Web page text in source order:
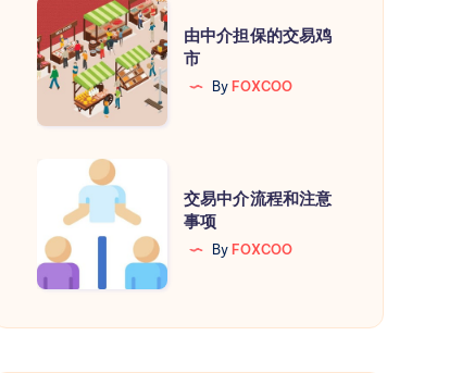
由
中
介
保
鸡
市
由中介担保的交易鸡
市
By FOXCOO
中
介
流
程
交易中介流程和注意
事项
By FOXCOO